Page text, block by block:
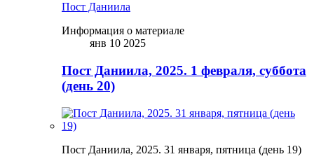
Пост Даниила
Информация о материале
янв 10 2025
Пост Даниила, 2025. 1 февраля, суббота
(день 20)
Пост Даниила, 2025. 31 января, пятница (день 19)